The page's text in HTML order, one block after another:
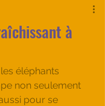
à
éléphants
non seulement
pour se